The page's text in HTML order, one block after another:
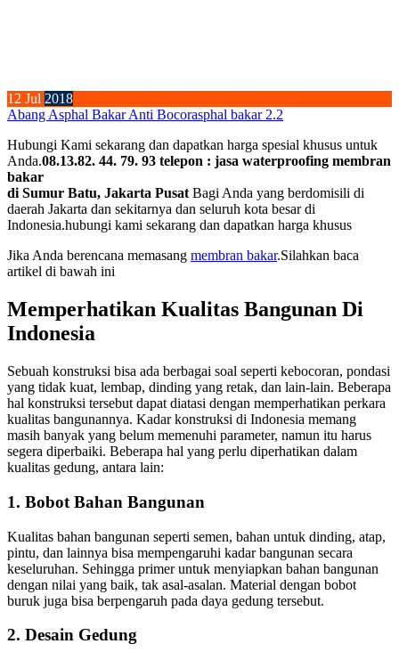
12 Jul 2018
Abang Asphal Bakar Anti Bocorasphal bakar 2.2
Hubungi Kami sekarang dan dapatkan harga spesial khusus untuk
Anda.08.13.82. 44. 79. 93 telepon : jasa waterproofing membran
bakar
di Sumur Batu, Jakarta PusatBagi Anda yang berdomisili di
daerah Jakarta dan sekitarnya dan seluruh kota besar di
Indonesia.hubungi kami sekarang dan dapatkan harga khusus
Jika Anda berencana memasang membran bakar.Silahkan baca
artikel di bawah ini
Memperhatikan Kualitas Bangunan Di
Indonesia
Sebuah konstruksi bisa ada berbagai soal seperti kebocoran, pondasi
yang tidak kuat, lembap, dinding yang retak, dan lain-lain. Beberapa
hal konstruksi tersebut dapat diatasi dengan memperhatikan perkara
kualitas bangunannya. Kadar konstruksi di Indonesia memang
masih banyak yang belum memenuhi parameter, namun itu harus
segera diperbaiki. Beberapa hal yang perlu diperhatikan dalam
kualitas gedung, antara lain:
1. Bobot Bahan Bangunan
Kualitas bahan bangunan seperti semen, bahan untuk dinding, atap,
pintu, dan lainnya bisa mempengaruhi kadar bangunan secara
keseluruhan. Sehingga primer untuk menyiapkan bahan bangunan
dengan nilai yang baik, tak asal-asalan. Material dengan bobot
buruk juga bisa berpengaruh pada daya gedung tersebut.
2. Desain Gedung